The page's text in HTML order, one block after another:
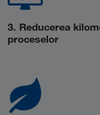
3. Reducerea
proceselor